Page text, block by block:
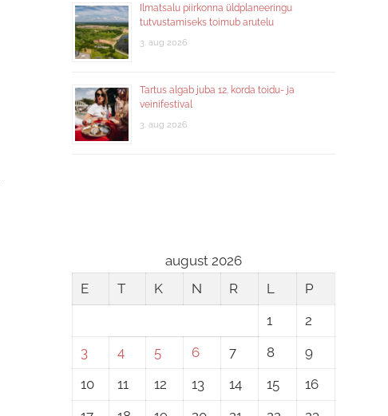
Ilmatsalu piirkonna üldplaneeringu
tutvustamiseks toimub arutelu
3. aug 2026
Tartus algab juba 12. korda toidu- ja
veinifestival
3. aug 2026
august 2026
E
T K N R L
P
1
2
3
4 5 6 7 8
9
10
11 12 13 14 15
16